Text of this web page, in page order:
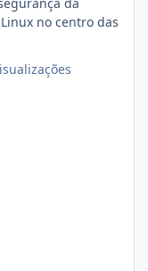
da
no centro das